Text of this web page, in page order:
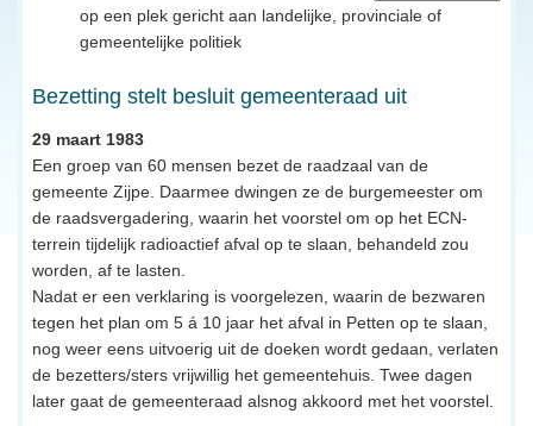
op een plek gericht aan landelijke, provinciale of
gemeentelijke politiek
Bezetting stelt besluit gemeenteraad uit
29 maart 1983
Een groep van 60 mensen bezet de raadzaal van de
gemeente Zijpe. Daarmee dwingen ze de burgemeester om
de raadsvergadering, waarin het voorstel om op het ECN-
terrein tijdelijk radioactief afval op te slaan, behandeld zou
worden, af te lasten.
Nadat er een verklaring is voorgelezen, waarin de bezwaren
tegen het plan om 5 á 10 jaar het afval in Petten op te slaan,
nog weer eens uitvoerig uit de doeken wordt gedaan, verlaten
de bezetters/sters vrijwillig het gemeentehuis. Twee dagen
later gaat de gemeenteraad alsnog akkoord met het voorstel.